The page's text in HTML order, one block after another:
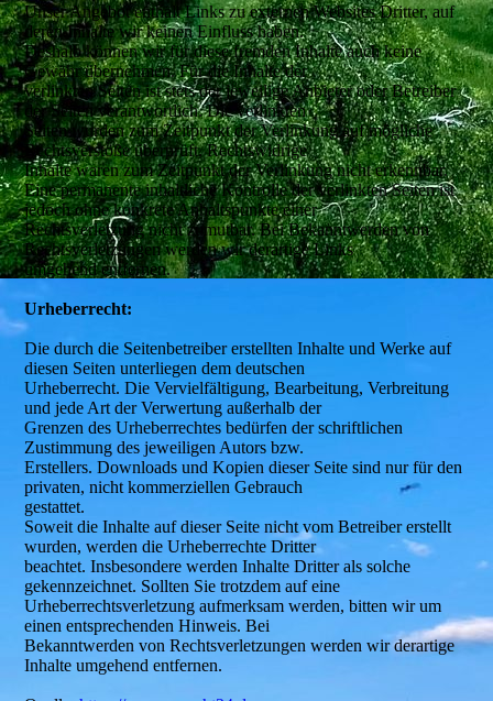
Unser Angebot enthält Links zu externen Websites Dritter, auf
deren Inhalte wir keinen Einfluss haben.
Deshalb können wir für diese fremden Inhalte auch keine
Gewähr übernehmen. Für die Inhalte der
verlinkten Seiten ist stets der jeweilige Anbieter oder Betreiber
der Seiten verantwortlich. Die verlinkten
Seiten wurden zum Zeitpunkt der Verlinkung auf mögliche
Rechtsverstöße überprüft. Rechtswidrige
Inhalte waren zum Zeitpunkt der Verlinkung nicht erkennbar.
Eine permanente inhaltliche Kontrolle der verlinkten Seiten ist
jedoch ohne konkrete Anhaltspunkte einer
Rechtsverletzung nicht zumutbar. Bei Bekanntwerden von
Rechtsverletzungen werden wir derartige Links
umgehend entfernen.
Urheberrecht:
Die durch die Seitenbetreiber erstellten Inhalte und Werke auf
diesen Seiten unterliegen dem deutschen
Urheberrecht. Die Vervielfältigung, Bearbeitung, Verbreitung
und jede Art der Verwertung außerhalb der
Grenzen des Urheberrechtes bedürfen der schriftlichen
Zustimmung des jeweiligen Autors bzw.
Erstellers. Downloads und Kopien dieser Seite sind nur für den
privaten, nicht kommerziellen Gebrauch
gestattet.
Soweit die Inhalte auf dieser Seite nicht vom Betreiber erstellt
wurden, werden die Urheberrechte Dritter
beachtet. Insbesondere werden Inhalte Dritter als solche
gekennzeichnet. Sollten Sie trotzdem auf eine
Urheberrechtsverletzung aufmerksam werden, bitten wir um
einen entsprechenden Hinweis. Bei
Bekanntwerden von Rechtsverletzungen werden wir derartige
Inhalte umgehend entfernen.